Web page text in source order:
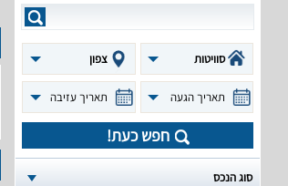
סוויטות צפון
תאריך הגעה תאריך עזיבה
חפש כעת!
סוג הנכס